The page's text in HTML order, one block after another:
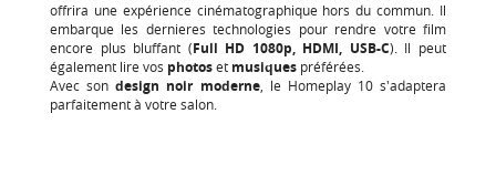
offrira une expérience cinématographique hors du commun. Il
embarque les dernieres technologies pour rendre votre film
encore plus bluffant (Full HD 1080p, HDMI, USB-C). Il peut
également lire vos photoset musiques préférées.
Avec sondesign noir moderne, le Homeplay 10 s'adaptera
parfaitement à votre salon.